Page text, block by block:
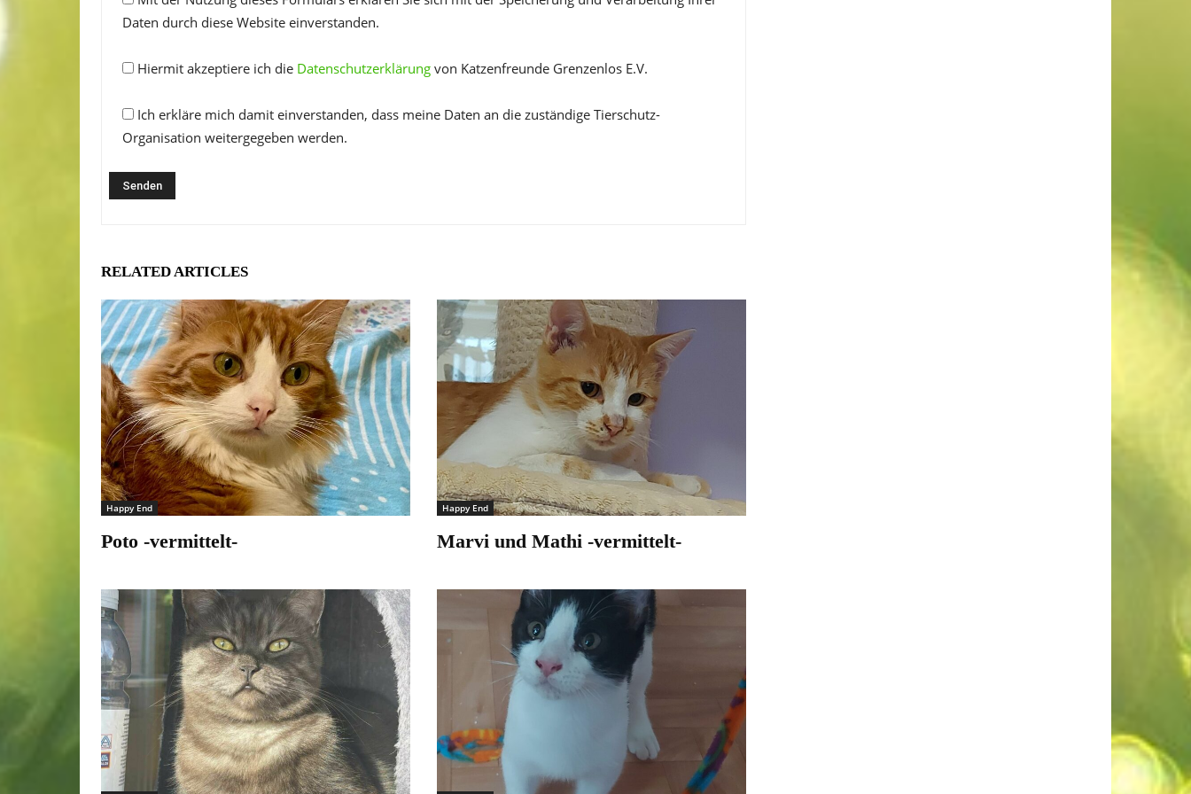
Daten durch diese Website einverstanden.
Hiermit akzeptiere ich die Datenschutzerklärung von Katzenfreunde Grenzenlos E.V.
Ich erkläre mich damit einverstanden, dass meine Daten an die zuständige Tierschutz-
Organisation weitergegeben werden.
RELATED ARTICLES
Happy End
Poto -vermittelt-
Happy End
Marvi und Mathi -vermittelt-